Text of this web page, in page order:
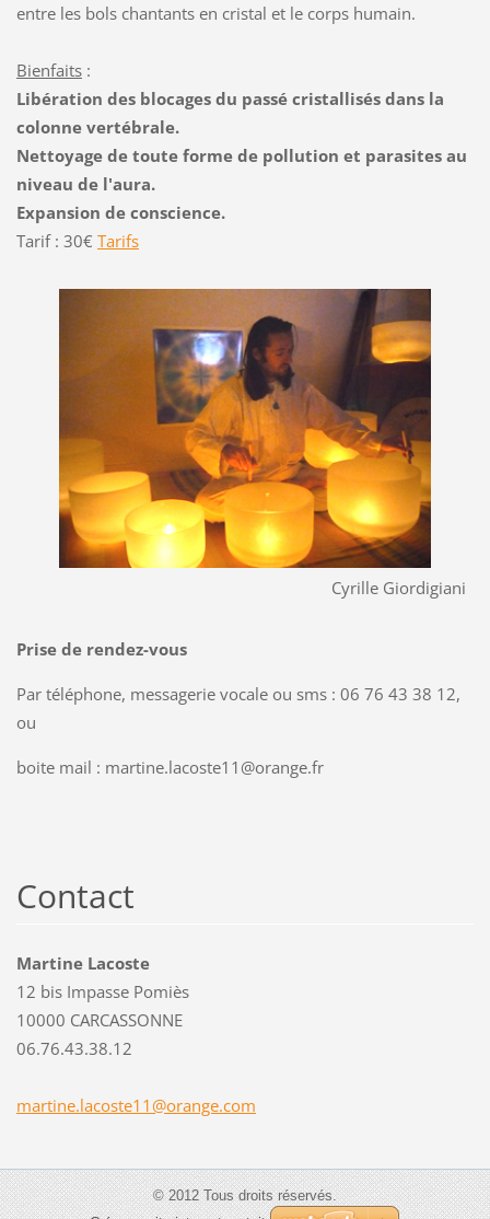
entre les bols chantants en cristal et le corps humain.
Bienfaits:
Libération des blocages du passé cristallisés dans la
colonne vertébrale.
Nettoyage de toute forme de pollution et parasites au
niveau de l'aura.
Expansion de conscience.
Tarif : 30€ Tarifs
Cyrille Giordigiani
Prise de rendez-vous
Par téléphone, messagerie vocale ou sms : 06 76 43 38 12,
ou
boite mail : martine.lacoste11@orange.fr
Contact
Martine Lacoste
12 bis Impasse Pomiès
10000 CARCASSONNE
06.76.43.38.12
martine.lacoste1 1@orange.com
© 2012 Tous droits réservés.